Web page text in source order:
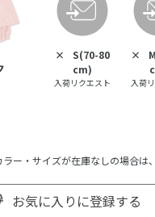
×
S(70-80
cm)
入荷リクエスト
×
入荷
ー・サイズが在庫なしの場合は
お気に入りに登録する